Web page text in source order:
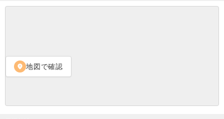
location_on 地図で確認